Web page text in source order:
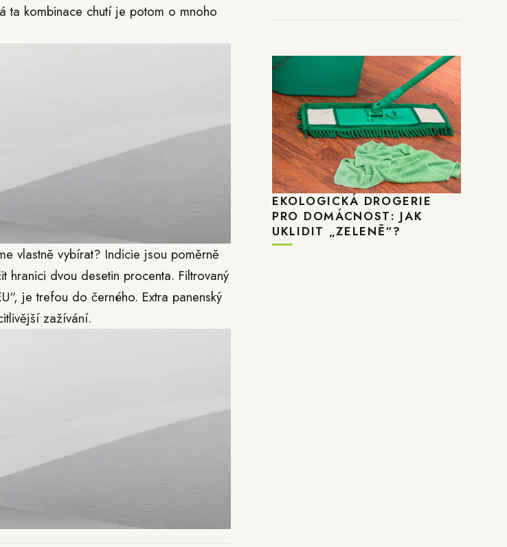
ta kombinace chutí je potom o mnoho
vlastně vybírat? Indicie jsou poměrně
dvou desetin procenta. Filtrovaný
je trefou do černého. Extra panenský
zažívání.
EKOLOGICKÁ DROGERIE
PRO DOMÁCNOST: JAK
UKLIDIT „ZELENĚ“?